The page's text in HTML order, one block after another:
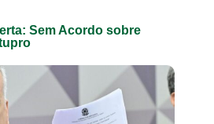
Sem Acordo sobre